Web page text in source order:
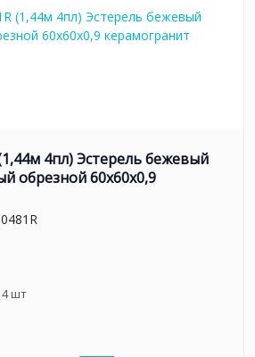
4пл) Эстерель бежевый
обрезной 60x60x0,9
4шт